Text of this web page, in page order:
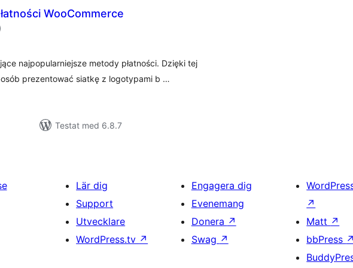
WooCommerce
najpopularniejsze metody płatności. Dzięki tej
prezentować siatkę z logotypami b …
Testat med 6.8.7
Lär dig
Support
Utvecklare
WordPress.tv ↗
Engagera dig
Evenemang
Donera ↗
Swag ↗
↗
Matt ↗
bbPress ↗